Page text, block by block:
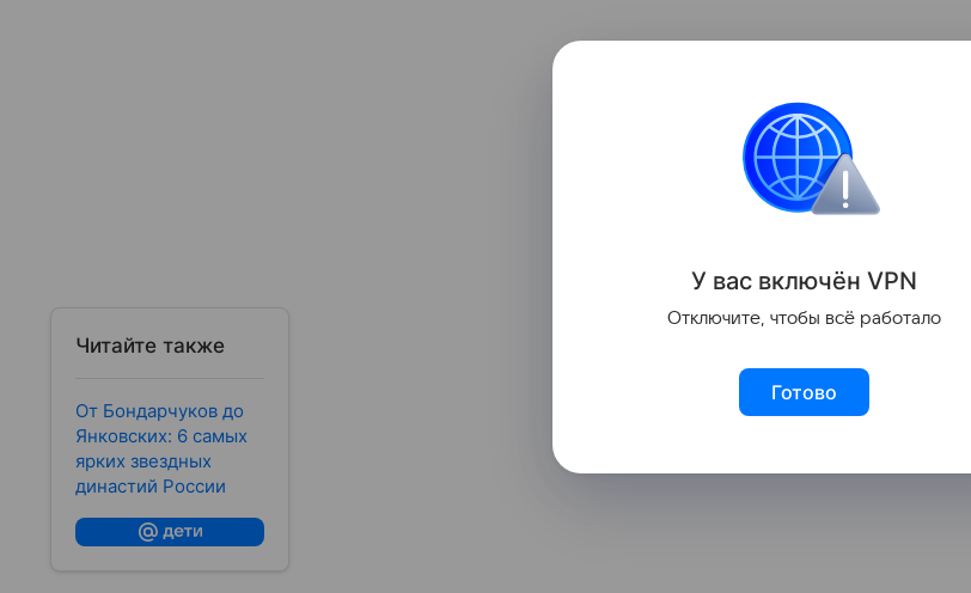
Читайте также
От Бондарчуков до
Янковских: 6 самых
ярких звездных
династий России
У вас включён VPN
Отключите, чтобы всё работало
Готово